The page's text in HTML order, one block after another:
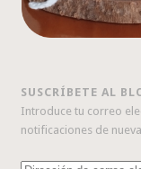
SUSCRÍBETE AL
Introduce tu correo
notificaciones de